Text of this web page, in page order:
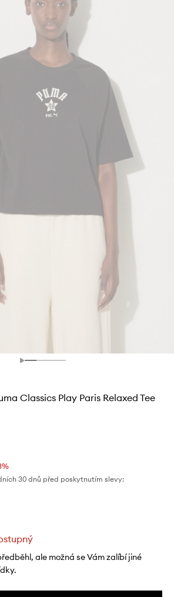
Classics Play Paris Relaxed Tee
30 dnů před poskytnutím slevy:
ale možná se Vám zalíbí jiné